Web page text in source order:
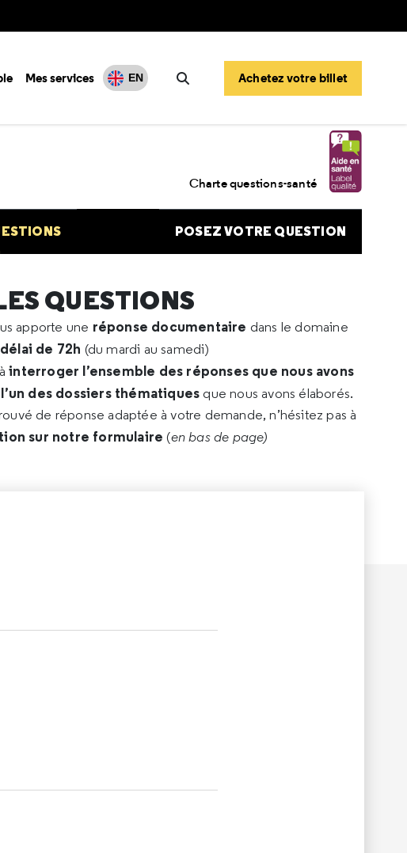
Mes services EN
Rechercher
Achetez votre billet
Charte questions-santé
POSEZ VOTRE QUESTION
QUESTIONS
apporte une réponse documentaire dans le domaine
délai de 72h (du mardi au samedi)
interroger l’ensemble des réponses que nous avons
des dossiers thématiques que nous avons élaborés.
de réponse adaptée à votre demande, n’hésitez pas à
sur notre formulaire (en bas de page)